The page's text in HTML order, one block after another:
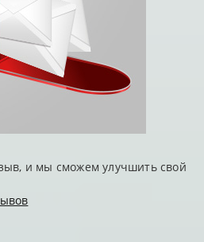
и мы сможем улучшить свой